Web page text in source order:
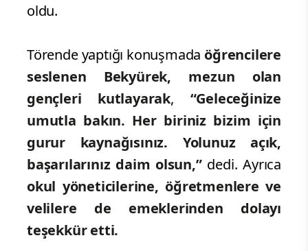
oldu.
Törende yaptığı konuşmada öğrencilere
seslenen Bekyürek, mezun olan
gençleri kutlayarak, “Geleceğinize
umutla bakın. Her biriniz bizim için
gurur kaynağısınız. Yolunuz açık,
başarılarınız daim olsun,” dedi. Ayrıca
okul yöneticilerine, öğretmenlere ve
velilere de emeklerinden dolayı
teşekkür etti.